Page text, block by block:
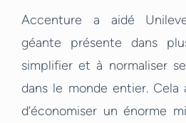
Accenture a aidé
géante présente dans
simplifier et à normaliser
dans le monde entier. Cela
d’économiser un énorme